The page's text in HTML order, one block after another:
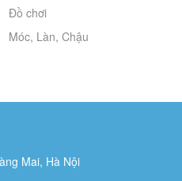
Đồ chơi
Móc, Làn, Chậu
Mai, Hà Nội